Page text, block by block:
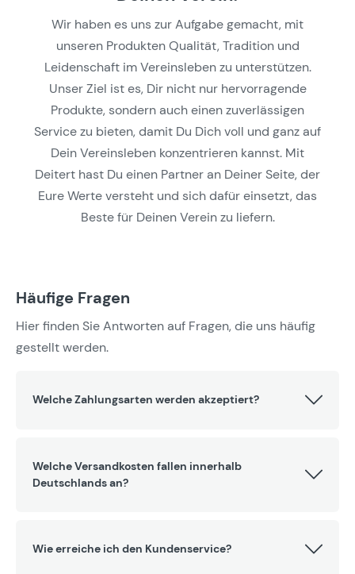
Wir haben es uns zur Aufgabe gemacht, mit
unseren Produkten Qualität, Tradition und
Leidenschaft im Vereinsleben zu unterstützen.
Unser Ziel ist es, Dir nicht nur hervorragende
Produkte, sondern auch einen zuverlässigen
Service zu bieten, damit Du Dich voll und ganz auf
Dein Vereinsleben konzentrieren kannst. Mit
Deitert hast Du einen Partner an Deiner Seite, der
Eure Werte versteht und sich dafür einsetzt, das
Beste für Deinen Verein zu liefern.
Häufige Fragen
Hier finden Sie Antworten auf Fragen, die uns häufig
gestellt werden.
Welche Zahlungsarten werden akzeptiert?
Welche Versandkosten fallen innerhalb
Deutschlands an?
Wie erreiche ich den Kundenservice?